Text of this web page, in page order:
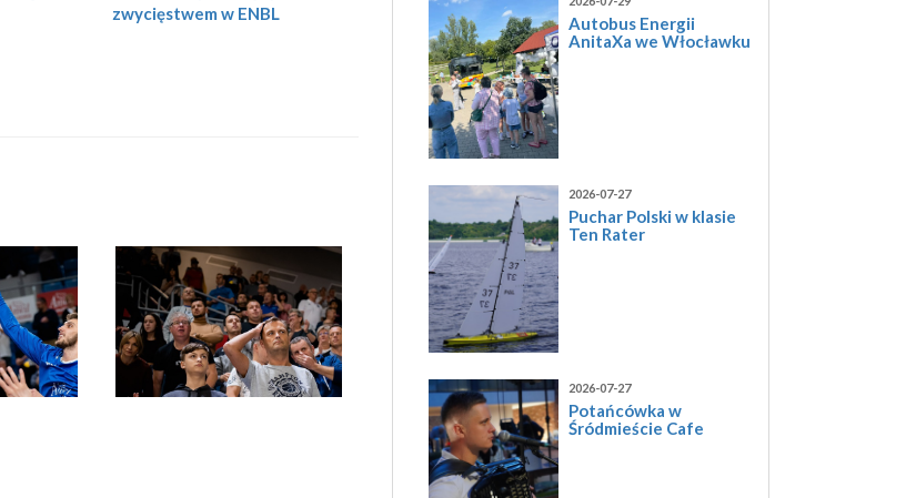
zwycięstwem w ENBL
Autobus Energii
AnitaXa we Włocławku
2026-07-27
Puchar Polski w klasie
Ten Rater
2026-07-27
Potańcówka w
Śródmieście Cafe